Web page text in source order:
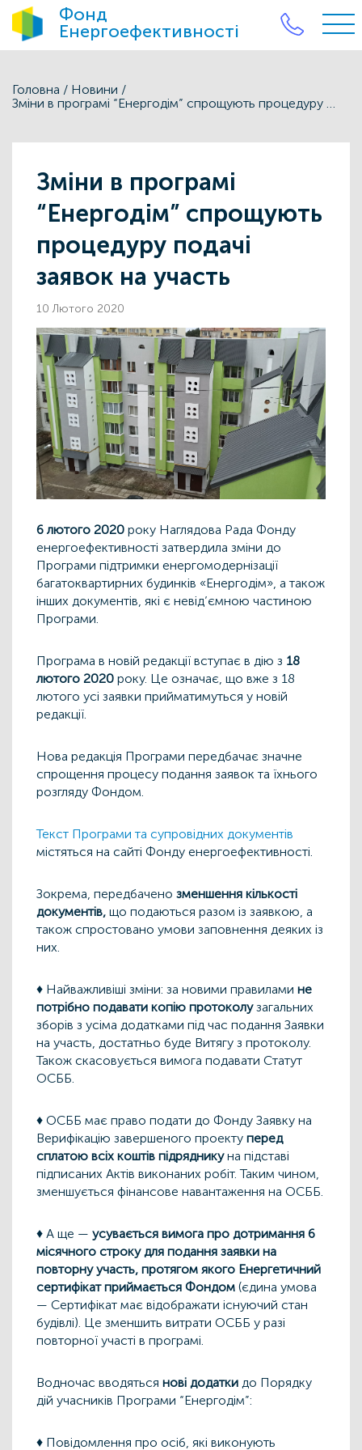
Фонд
Енергоефективності
Головна / Новини /
Зміни в програмі “Енергодім” спрощують процедуру подачі заявок на участь
Зміни в програмі
“Енергодім” спрощують
процедуру подачі
заявок на участь
10 Лютого 2020
6 лютого 2020 року Наглядова Рада Фонду
енергоефективності затвердила зміни до
Програми підтримки енергомодернізації
багатоквартирних будинків «Енергодім», а також
інших документів, які є невід’ємною частиною
Програми.
Програма в новій редакції вступає в дію з 18
лютого 2020 року. Це означає, що вже з 18
лютого усі заявки прийматимуться у новій
редакції.
Нова редакція Програми передбачає значне
спрощення процесу подання заявок та їхнього
розгляду Фондом.
Текст Програми та супровідних документів
містяться на сайті Фонду енергоефективності.
Зокрема, передбачено зменшення кількості
документів, що подаються разом із заявкою, а
також спростовано умови заповнення деяких із
них.
♦ Найважливіші зміни: за новими правилами не
потрібно подавати копію протоколузагальних
зборів з усіма додатками під час подання Заявки
на участь, достатньо буде Витягу з протоколу.
Також скасовується вимога подавати Статут
ОСББ.
♦ ОСББ має право подати до Фонду Заявку на
Верифікацію завершеного проекту перед
сплатою всіх коштів підрядникуна підставі
підписаних Актів виконаних робіт. Таким чином,
зменшується фінансове навантаження на ОСББ.
♦ А ще — усувається вимога про дотримання 6
місячного строку для подання заявки на
повторну участь, протягом якого Енергетичний
сертифікат приймається Фондом (єдина умова
— Сертифікат має відображати існуючий стан
будівлі). Це зменшить витрати ОСББ у разі
повторної участі в програмі.
Водночас вводяться нові додатки до Порядку
дій учасників Програми “Енергодім”:
♦ Повідомлення про осіб, які виконують